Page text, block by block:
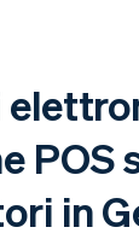
POS
in